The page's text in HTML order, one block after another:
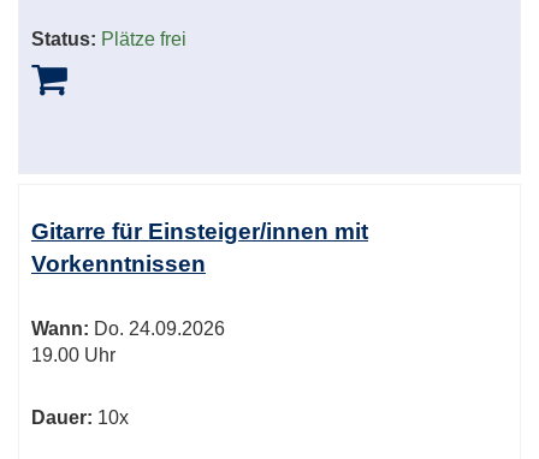
Status: Plätze frei
Gitarre für Einsteiger/innen mit
Vorkenntnissen
Wann: Do. 24.09.2026
19.00 Uhr
Dauer: 10x